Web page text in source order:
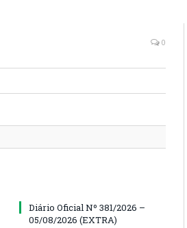
0
Diário Oficial Nº 381/2026 –
05/08/2026 (EXTRA)